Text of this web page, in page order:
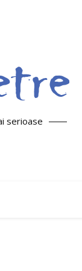
serioase